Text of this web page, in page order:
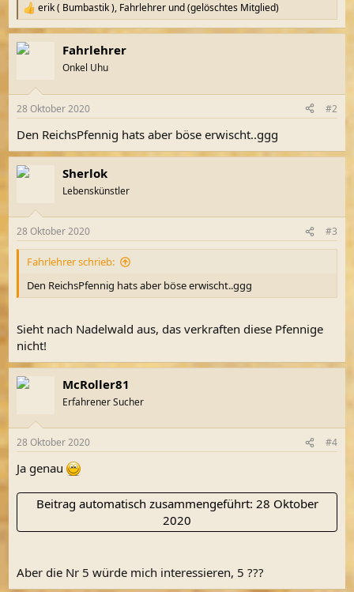
R
e
a
k
e
:
erik ( Bumbastik ), Fahrlehrer und(gelöschtes Mitglied)
Fahrlehrer
Onkel Uhu
28 Oktober 2020 #2
Den ReichsPfennig hats aber böse erwischt..ggg
Sherlok
Lebenskünstler
28 Oktober 2020 #3
Fahrlehrer schrieb:
Den ReichsPfennig hats aber böse erwischt..ggg
Sieht nach Nadelwald aus, das verkraften diese Pfennige
nicht!
McRoller81
Erfahrener Sucher
28 Oktober 2020 #4
Ja genau
Beitrag automatisch zusammengeführt: 28 Oktober
2020
Aber die Nr 5 würde mich interessieren, 5 ???